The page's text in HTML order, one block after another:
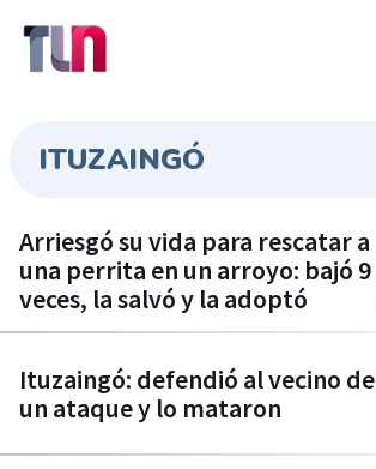
ITUZAINGÓ
Arriesgó su vida para rescatar a
una perrita en un arroyo: bajó 9
veces, la salvó y la adoptó
Ituzaingó: defendió al vecino de
un ataque y lo mataron